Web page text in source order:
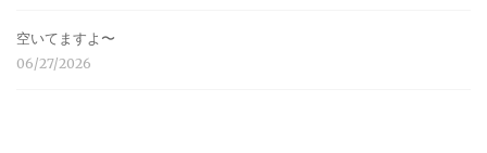
空いてますよ〜
06/27/2026